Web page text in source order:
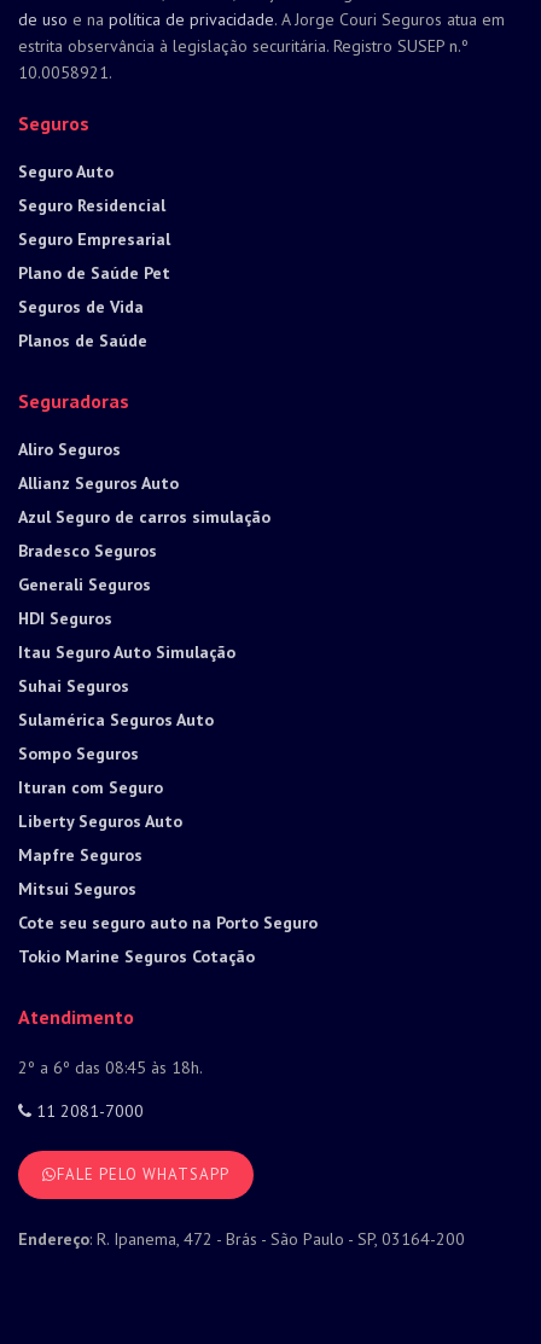
de uso e na política de privacidade. A Jorge Couri Seguros atua em
estrita observância à legislação securitária. Registro SUSEP n.º
10.0058921.
Seguros
Seguro Auto
Seguro Residencial
Seguro Empresarial
Plano de Saúde Pet
Seguros de Vida
Planos de Saúde
Seguradoras
Aliro Seguros
Allianz Seguros Auto
Azul Seguro de carros simulação
Bradesco Seguros
Generali Seguros
HDI Seguros
Itau Seguro Auto Simulação
Suhai Seguros
Sulamérica Seguros Auto
Sompo Seguros
Ituran com Seguro
Liberty Seguros Auto
Mapfre Seguros
Mitsui Seguros
Cote seu seguro auto na Porto Seguro
Tokio Marine Seguros Cotação
Atendimento
2º a 6º das 08:45 às 18h.
11 2081-7000
FALE PELO WHATSAPP
Endereço: R. Ipanema, 472 - Brás - São Paulo - SP, 03164-200